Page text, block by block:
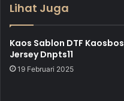
Lihat Juga
Kaos Sablon DTF Kaosbos
Jersey Dnpts11
19 Februari 2025